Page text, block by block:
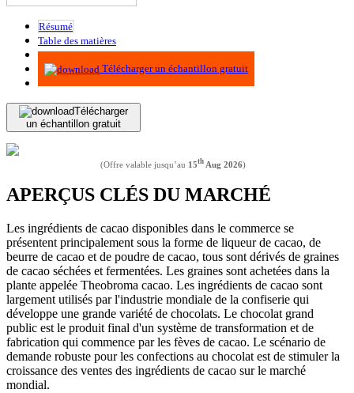
Résumé
Table des matières
Méthodologie
Télécharger un échantillon gratuit
Télécharger
un échantillon gratuit
(Offre valable jusqu’au 15th Aug 2026)
APERÇUS CLÉS DU MARCHÉ
Les ingrédients de cacao disponibles dans le commerce se
présentent principalement sous la forme de liqueur de cacao, de
beurre de cacao et de poudre de cacao, tous sont dérivés de graines
de cacao séchées et fermentées. Les graines sont achetées dans la
plante appelée Theobroma cacao. Les ingrédients de cacao sont
largement utilisés par l'industrie mondiale de la confiserie qui
développe une grande variété de chocolats. Le chocolat grand
public est le produit final d'un système de transformation et de
fabrication qui commence par les fèves de cacao. Le scénario de
demande robuste pour les confections au chocolat est de stimuler la
croissance des ventes des ingrédients de cacao sur le marché
mondial.